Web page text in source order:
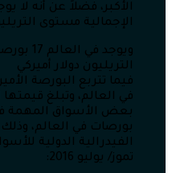
الأكبر، فضلاً عن أنه لا
الإجمالية مستوى
ويوجد
التريليون دولار أميركي
فيما تتربع البورصة
في العالم، وتبلغ
بورصات في العالم،
الفيدرالية الدولية
تموز/ يوليو 2016: